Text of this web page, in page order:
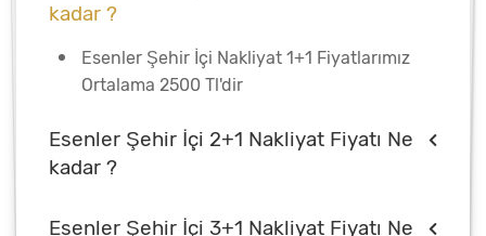
kadar ?
Esenler Şehir İçi Nakliyat 1+1 Fiyatlarımız
Ortalama 2500 Tl'dir
Esenler Şehir İçi 2+1 Nakliyat Fiyatı Ne
kadar ?
Esenler Şehir İçi 3+1 Nakliyat Fiyatı Ne